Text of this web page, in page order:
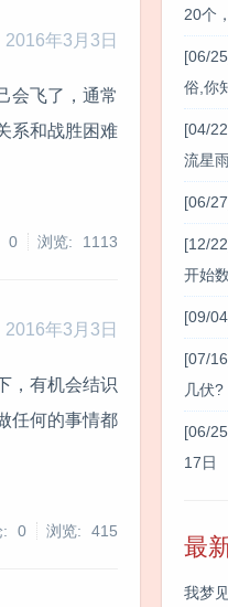
2016年3月3日
会飞了，通常
系和战胜困难
0 浏览: 1113
2016年3月3日
，有机会结识
任何的事情都
: 0 浏览: 415
20个
[06/
俗,你
[04/
流星
[06/
[12/
开始
[09/
[07/
几伏?
[06/
17日
最
我梦